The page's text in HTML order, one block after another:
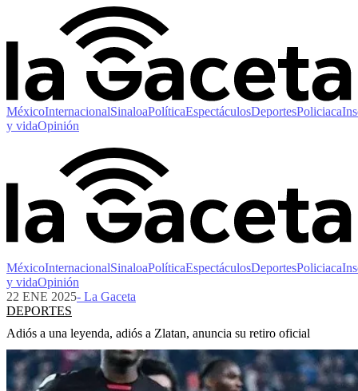
MéxicoInternacionalSinaloaPolíticaEspectáculosDeportesPoliciaca
y vidaOpinión
MéxicoInternacionalSinaloaPolíticaEspectáculosDeportesPoliciaca
y vidaOpinión
22 ENE 2025- La Gaceta
DEPORTES
Adiós a una leyenda, adiós a Zlatan, anuncia su retiro oficial